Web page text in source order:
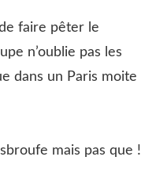
faire pêter le
n’oublie pas les
dans un Paris moite
mais pas que !